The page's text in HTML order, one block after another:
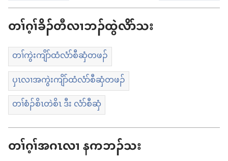
တၢ်ဂ့ၢ်ခိၣ်တီလၢဘၣ်ထွဲလိာ်သး
တၢ်ကွဲးကျိာ်ထံလံာ်စီဆှံတဖၣ်
ပှၤလၢအကွဲးကျိာ်ထံလံာ်စီဆှံတဖၣ်
တၢ်စံၣ်စိၤတဲစိၤ ဒီး လံာ်စီဆှံ
တၢ်ဂ့ၢ်အဂၤလၢ နကဘၣ်သး